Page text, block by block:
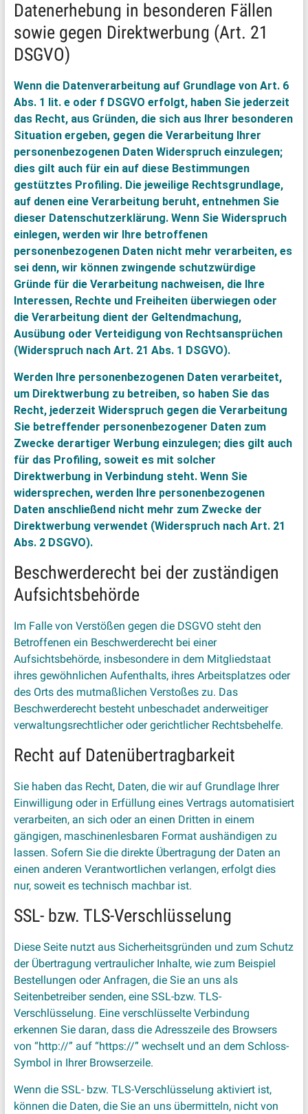
Datenerhebung in besonderen Fällen
sowie gegen Direktwerbung (Art. 21
DSGVO)
Wenn die Datenverarbeitung auf Grundlage von Art. 6
Abs. 1 lit. e oder f DSGVO erfolgt, haben Sie jederzeit
das Recht, aus Gründen, die sich aus Ihrer besonderen
Situation ergeben, gegen die Verarbeitung Ihrer
personenbezogenen Daten Widerspruch einzulegen;
dies gilt auch für ein auf diese Bestimmungen
gestütztes Profiling. Die jeweilige Rechtsgrundlage,
auf denen eine Verarbeitung beruht, entnehmen Sie
dieser Datenschutzerklärung. Wenn Sie Widerspruch
einlegen, werden wir Ihre betroffenen
personenbezogenen Daten nicht mehr verarbeiten, es
sei denn, wir können zwingende schutzwürdige
Gründe für die Verarbeitung nachweisen, die Ihre
Interessen, Rechte und Freiheiten überwiegen oder
die Verarbeitung dient der Geltendmachung,
Ausübung oder Verteidigung von Rechtsansprüchen
(Widerspruch nach Art. 21 Abs. 1 DSGVO).
Werden Ihre personenbezogenen Daten verarbeitet,
um Direktwerbung zu betreiben, so haben Sie das
Recht, jederzeit Widerspruch gegen die Verarbeitung
Sie betreffender personenbezogener Daten zum
Zwecke derartiger Werbung einzulegen; dies gilt auch
für das Profiling, soweit es mit solcher
Direktwerbung in Verbindung steht. Wenn Sie
widersprechen, werden Ihre personenbezogenen
Daten anschließend nicht mehr zum Zwecke der
Direktwerbung verwendet (Widerspruch nach Art. 21
Abs. 2 DSGVO).
Beschwerderecht bei der zuständigen
Aufsichtsbehörde
Im Falle von Verstößen gegen die DSGVO steht den
Betroffenen ein Beschwerderecht bei einer
Aufsichtsbehörde, insbesondere in dem Mitgliedstaat
ihres gewöhnlichen Aufenthalts, ihres Arbeitsplatzes oder
des Orts des mutmaßlichen Verstoßes zu. Das
Beschwerderecht besteht unbeschadet anderweitiger
verwaltungsrechtlicher oder gerichtlicher Rechtsbehelfe.
Recht auf Datenübertragbarkeit
Sie haben das Recht, Daten, die wir auf Grundlage Ihrer
Einwilligung oder in Erfüllung eines Vertrags automatisiert
verarbeiten, an sich oder an einen Dritten in einem
gängigen, maschinenlesbaren Format aushändigen zu
lassen. Sofern Sie die direkte Übertragung der Daten an
einen anderen Verantwortlichen verlangen, erfolgt dies
nur, soweit es technisch machbar ist.
SSL- bzw. TLS-Verschlüsselung
Diese Seite nutzt aus Sicherheitsgründen und zum Schutz
der Übertragung vertraulicher Inhalte, wie zum Beispiel
Bestellungen oder Anfragen, die Sie an uns als
Seitenbetreiber senden, eine SSL-bzw. TLS-
Verschlüsselung. Eine verschlüsselte Verbindung
erkennen Sie daran, dass die Adresszeile des Browsers
von “http://” auf “https://” wechselt und an dem Schloss-
Symbol in Ihrer Browserzeile.
Wenn die SSL- bzw. TLS-Verschlüsselung aktiviert ist,
können die Daten, die Sie an uns übermitteln, nicht von